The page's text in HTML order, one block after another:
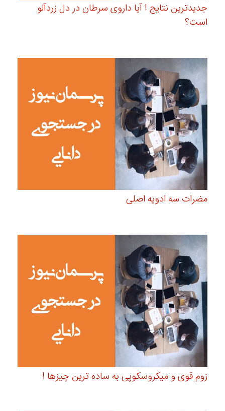
جدیدترین نتایج ! آیا داروی سرطان در دل زردآلو
است؟
مضرات سه ادویه اصلی
زوم قوی و میکروسکوپی به ساده ترین چیزها !